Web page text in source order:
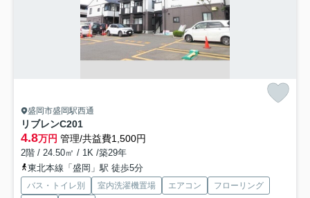
盛岡市盛岡駅西通
リブレンC201
4.8万円 管理/共益費1,500円
2階 / 24.50㎡ / 1K /築29年
東北本線「盛岡」駅 徒歩5分
バス・トイレ別 室内洗濯機置場 エアコン
フローリング